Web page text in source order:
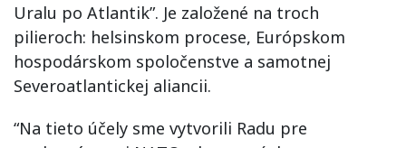
Uralu po Atlantik”. Je založené na troch
pilieroch: helsinskom procese, Európskom
hospodárskom spoločenstve a samotnej
Severoatlantickej aliancii.
“Na tieto účely sme vytvorili Radu pre